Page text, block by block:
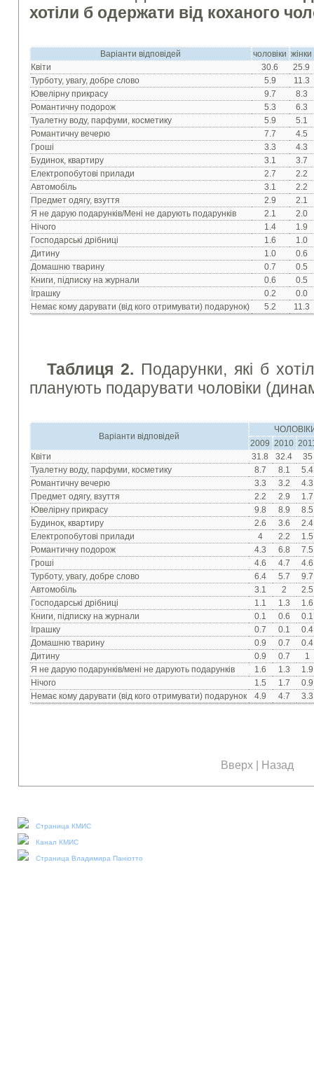
хотіли б одержати від коханого
Варіанти відповідей чоловіки жінки
Квiти
30.6
25.9
Турботу, увагу, добре слово
5.9
11.3
Ювелiрну прикрасу
9.7
8.3
Романтичну подорож
5.3
6.3
Туалетну воду, парфуми, косметику
5.9
5.1
Романтичну вечерю
7.7
4.5
Грошi
3.3
4.3
Будинок, квартиру
3.1
3.7
Електропобутовi прилади
2.7
2.2
Автомобiль
3.1
2.2
Предмет одягу, взуття
2.9
2.1
Я не дарую подарункiв/Менi не дарують подарункiв
2.1
2.0
Нiчого
1.4
1.9
Господарськi дрiбницi
1.6
1.0
Дитину
1.0
0.6
Домашню тварину
0.7
0.5
Книги, пiдписку на журнали
0.6
0.5
Iграшку
0.2
0.0
Немає кому дарувати (від кого отримувати) подарунок)
5.2 11.3
Таблиця 2. Подарунки, які б
планують подарувати чоловіки
Варіанти відповідей
2009 2010
Квiти
31.8 32.4
35
Туалетну воду, парфуми, косметику
8.7 8.1
5.4
Романтичну вечерю
3.3 3.2
4.3
Предмет одягу, взуття
2.2 2.9
1.7
Ювелiрну прикрасу
9.8 8.9
8.5
Будинок, квартиру
2.6 3.6
2.4
Електропобутовi прилади
4 2.2
1.5
Романтичну подорож
4.3 6.8
7.5
Грошi
4.6 4.7
4.6
Турботу, увагу, добре слово
6.4 5.7
9.7
Автомобiль
3.1 2
2.5
Господарськi дрiбницi
1.1 1.3
1.6
Книги, пiдписку на журнали
0.1 0.6
0.1
Iграшку
0.7 0.1
0.4
Домашню тварину
0.9 0.7
0.4
Дитину
0.9 0.7
1
Я не дарую подарункiв/мені не дарують подарунків
1.6 1.3
1.9
Нiчого
1.5 1.7
0.9
Немає кому дарувати (від кого отримувати) подарунок
4.9 4.7 3.3
Вверх | Назад
Страница КМИС
Канал КМИС
Страница Владимира Паніотто